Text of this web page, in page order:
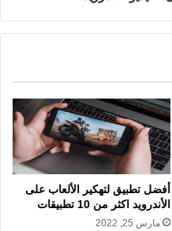
أفضل تطبيق لتهكير الألعاب على
اﻷندرويد اكثر من 10 تطبيقات
مارس 25, 2022